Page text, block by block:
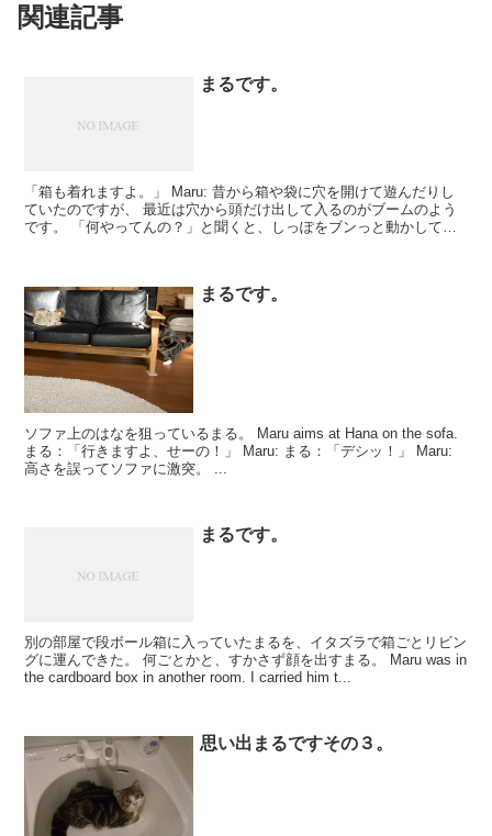
関連記事
まるです。
「箱も着れますよ。」 Maru: 昔から箱や袋に穴を開けて遊んだりし
ていたのですが、 最近は穴から頭だけ出して入るのがブームのよう
です。 「何やってんの？」と聞くと、しっぽをブンっと動かして答
まるです。
ソファ上のはなを狙っているまる。 Maru aims at Hana on the sofa.
まる：「行きますよ、せーの！」 Maru: まる：「デシッ！」 Maru:
高さを誤ってソファに激突。 ...
まるです。
別の部屋で段ボール箱に入っていたまるを、イタズラで箱ごとリビン
グに運んできた。 何ごとかと、すかさず顔を出すまる。 Maru was in
the cardboard box in another room. I carried him t...
思い出まるですその３。